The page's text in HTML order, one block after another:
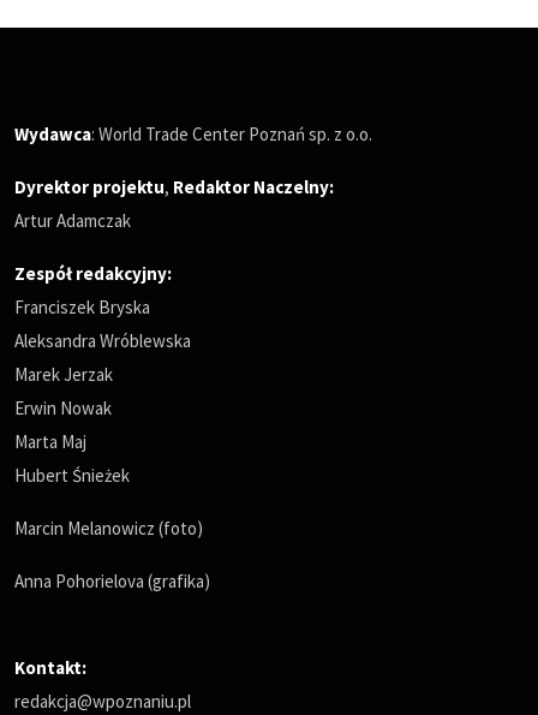
Wydawca: World Trade Center Poznań sp. z o.o.
Dyrektor projektu, Redaktor Naczelny:
Artur Adamczak
Zespół redakcyjny:
Franciszek Bryska
Aleksandra Wróblewska
Marek Jerzak
Erwin Nowak
Marta Maj
Hubert Śnieżek
Marcin Melanowicz (foto)
Anna Pohorielova (grafika)
Kontakt:
redakcja@wpoznaniu.pl